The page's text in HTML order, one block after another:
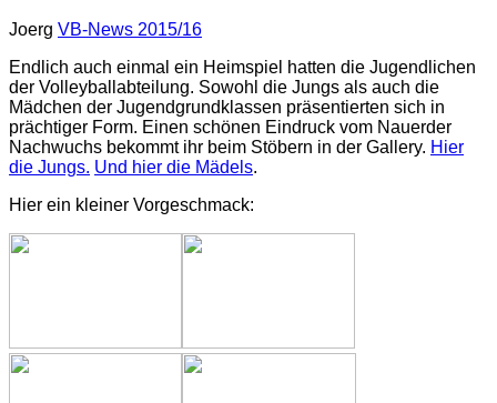
Joerg VB-News 2015/16
Endlich auch einmal ein Heimspiel hatten die Jugendlichen
der Volleyballabteilung. Sowohl die Jungs als auch die
Mädchen der Jugendgrundklassen präsentierten sich in
prächtiger Form. Einen schönen Eindruck vom Nauerder
Nachwuchs bekommt ihr beim Stöbern in der Gallery. Hier
die Jungs. Und hier die Mädels.
Hier ein kleiner Vorgeschmack: